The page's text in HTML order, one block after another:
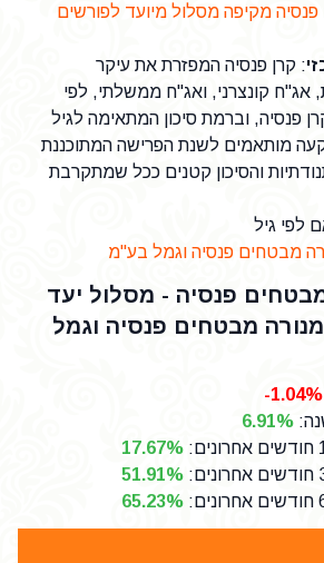
פנסיה מקיפה מסלול מיועד לפורשים
: קרן פנסיה המפזרת את עיקר
אג"ח קונצרני, ואג"ח ממשלתי, לפי
פנסיה, וברמת סיכון המתאימה לגיל
מותאמים לשנת הפרישה המתוכננת
והסיכון קטנים ככל שמתקרבת
לפי גיל
מבטחים פנסיה וגמל בע"מ
פנסיה - מסלול יעד
2055 - מנורה מבטחים פנסיה וגמל
-1.04%
:
6.91%
:
17.67%
:
51.91%
:
65.23%